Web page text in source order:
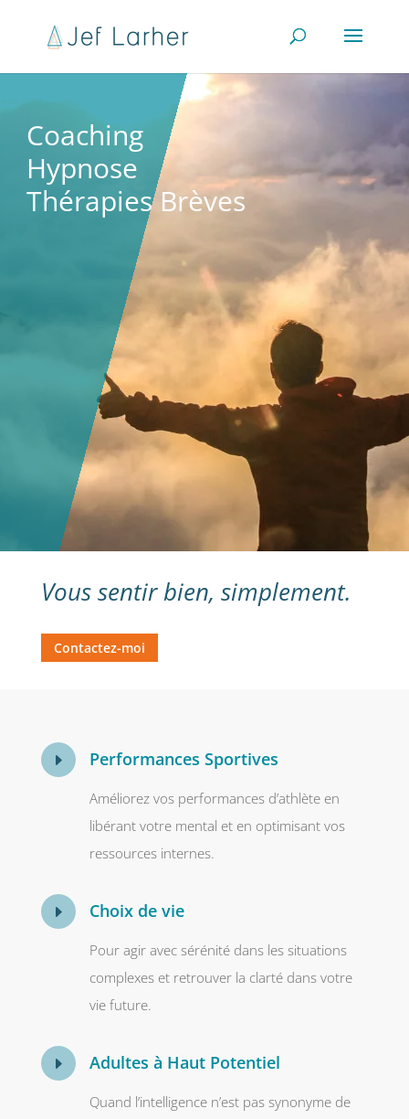
Coaching
Hypnose
Thérapies Brèves
Vous sentir bien, simplement.
Contactez-moi
E Performances Sportives
Améliorez vos performances d’athlète en
libérant votre mental et en optimisant vos
ressources internes.
E Choix de vie
Pour agir avec sérénité dans les situations
complexes et retrouver la clarté dans votre
vie future.
E Adultes à Haut Potentiel
Quand l’intelligence n’est pas synonyme de